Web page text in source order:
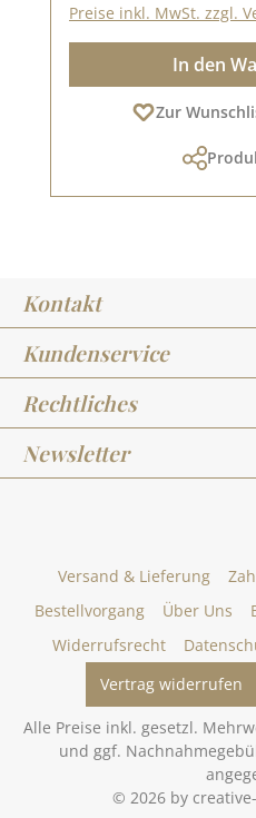
Preise inkl. MwSt. zzgl.
In den
Zur
Kontakt
Kundenservice
Rechtliches
Newsletter
Versand & Lieferung
Bestellvorgang
Über Uns
Widerrufsrecht
Vertrag widerrufen
Alle Preise inkl. gesetzl.
und ggf.
© 2026 by